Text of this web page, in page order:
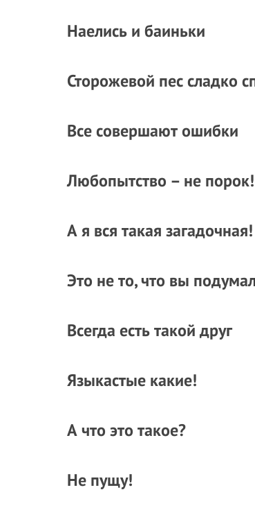
Наелись и баиньки
Сторожевой пес сладко
Все совершают ошибки
Любопытство – не порок!
А я вся такая загадочная!
Это не то, что вы
Всегда есть такой друг
Языкастые какие!
А что это такое?
Не пущу!